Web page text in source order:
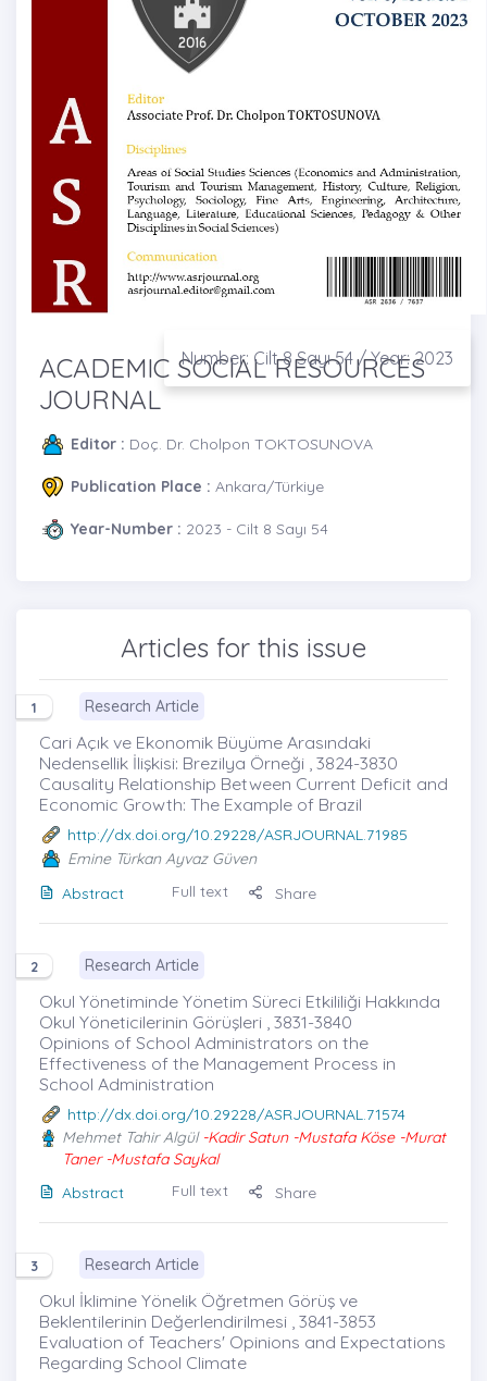
Number: Cilt 8 Sayı 54 / Year: 2023
ACADEMIC SOCIAL RESOURCES
JOURNAL
Editor : Doç. Dr. Cholpon TOKTOSUNOVA
Publication Place : Ankara/Türkiye
Year-Number : 2023 - Cilt 8 Sayı 54
Articles for this issue
1 Research Article
Cari Açık ve Ekonomik Büyüme Arasındaki
Nedensellik İlişkisi: Brezilya Örneği , 3824-3830
Causality Relationship Between Current Deficit and
Economic Growth: The Example of Brazil
http://dx.doi.org/10.29228/ASRJOURNAL.71985
Emine Türkan Ayvaz Güven
Abstract
Full text Share
2 Research Article
Okul Yönetiminde Yönetim Süreci Etkililiği Hakkında
Okul Yöneticilerinin Görüşleri , 3831-3840
Opinions of School Administrators on the
Effectiveness of the Management Process in
School Administration
http://dx.doi.org/10.29228/ASRJOURNAL.71574
Mehmet Tahir Algül-Kadir Satun -Mustafa Köse -Murat
Taner -Mustafa Saykal
Abstract
Full text Share
3 Research Article
Okul İklimine Yönelik Öğretmen Görüş ve
Beklentilerinin Değerlendirilmesi , 3841-3853
Evaluation of Teachers' Opinions and Expectations
Regarding School Climate